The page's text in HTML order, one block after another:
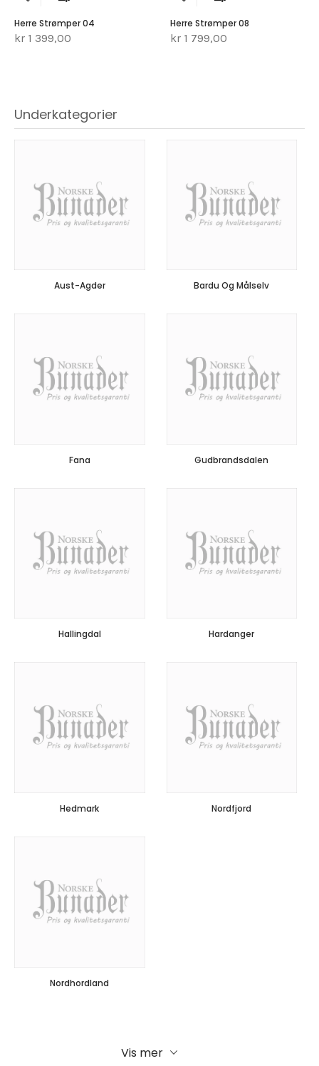
Herre Strømper 04
kr 1 399,00
Herre Strømper 08
kr 1 799,00
Underkategorier
Aust-Agder Bardu Og Målselv
Fana Gudbrandsdalen
Hallingdal Hardanger
Hedmark Nordfjord
Nordhordland
Vis mer